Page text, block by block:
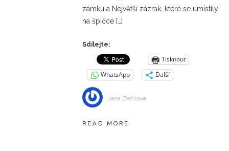
zámku a Největší zázrak, které se umístily
na špičce […]
Sdílejte:
Tisknout
WhatsApp
Další
Jana Bečková
READ MORE